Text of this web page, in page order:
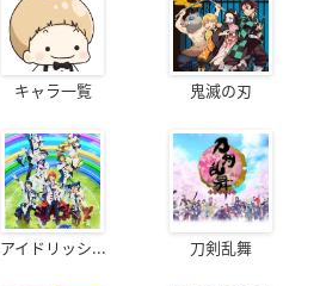
キャラ一覧 鬼滅の刃
アイドリッシ... 刀剣乱舞